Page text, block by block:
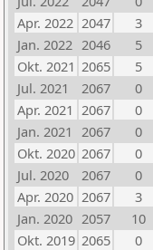
Apr. 2022 2047 3
Jan. 2022 2046 5
Okt. 2021 2065 5
Jul. 2021
2067 0
Apr. 2021 2067 0
Jan. 2021 2067 0
Okt. 2020 2067 0
Jul. 2020
2067 0
Apr. 2020 2067 3
Jan. 2020 2057 10
Okt. 2019 2065 0